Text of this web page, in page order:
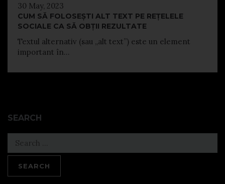
30 May, 2023
CUM SĂ FOLOSEȘTI ALT TEXT PE REȚELELE
SOCIALE CA SĂ OBȚII REZULTATE
Textul alternativ (sau „alt text”) este un element
important în...
SEARCH
for: